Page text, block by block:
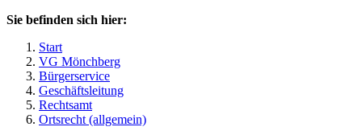
Sie befinden sich hier:
Start
VG Mönchberg
Bürgerservice
Geschäftsleitung
Rechtsamt
Ortsrecht (allgemein)